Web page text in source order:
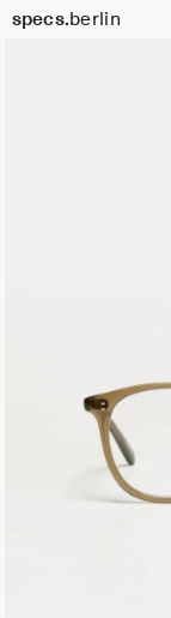
specs.berlin
Warenkorb